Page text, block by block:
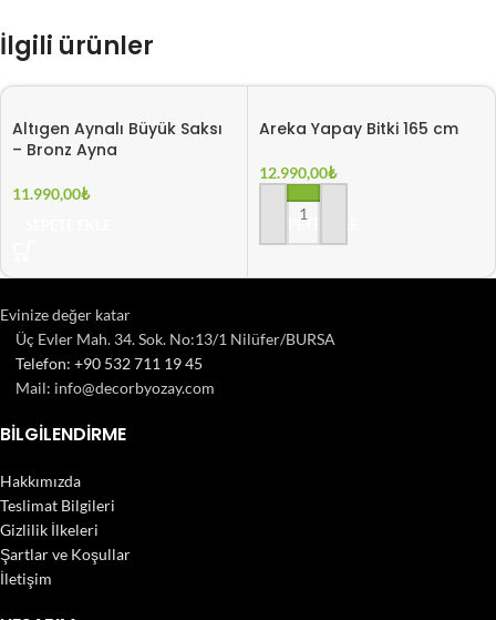
İlgili ürünler
Altıgen Aynalı Büyük Saksı
– Bronz Ayna
11.990,00₺
Areka Yapay Bitki 165 cm
12.990,00₺
SEPETE EKLE
Evinize değer katar
Üç Evler Mah. 34. Sok. No:13/1 Nilüfer/BURSA
Telefon: +90 532 711 19 45
Mail: info@decorbyozay.com
BILGILENDIRME
Hakkımızda
Teslimat Bilgileri
Gizlilik İlkeleri
Şartlar ve Koşullar
İletişim